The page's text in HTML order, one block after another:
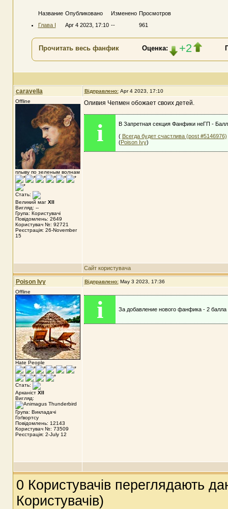
Название Опубликовано Изменено Просмотров
Глава I
Apr 4 2023, 17:10 -- 961
Прочитать весь фанфик Оценка: +2
caravella Відправлено: Apr 4 2023, 17:10
Offline
плыву по зеленым волнам
Стать:
Великий маг XII
Вигляд: --
Група: Користувачі
Повідомлень: 2649
Користувач №: 92721
Реєстрація: 26-November
15
Оливия Чепмен обожает своих детей.
i
В Запретная секция Фанфики неГП -
( Всегда будет счастлива (post #5146976)
(Poison Ivy)
Сайт користувача
Poison Ivy Відправлено: May 3 2023, 17:36
Offline
Hate People
Стать:
Арканіст XII
Вигляд:
Група: Викладачі
Гоґвортсу
Повідомлень: 12143
Користувач №: 73509
Реєстрація: 2-July 12
i За добавление нового фанфика - 2
0 Користувачів переглядають
Користувачів)